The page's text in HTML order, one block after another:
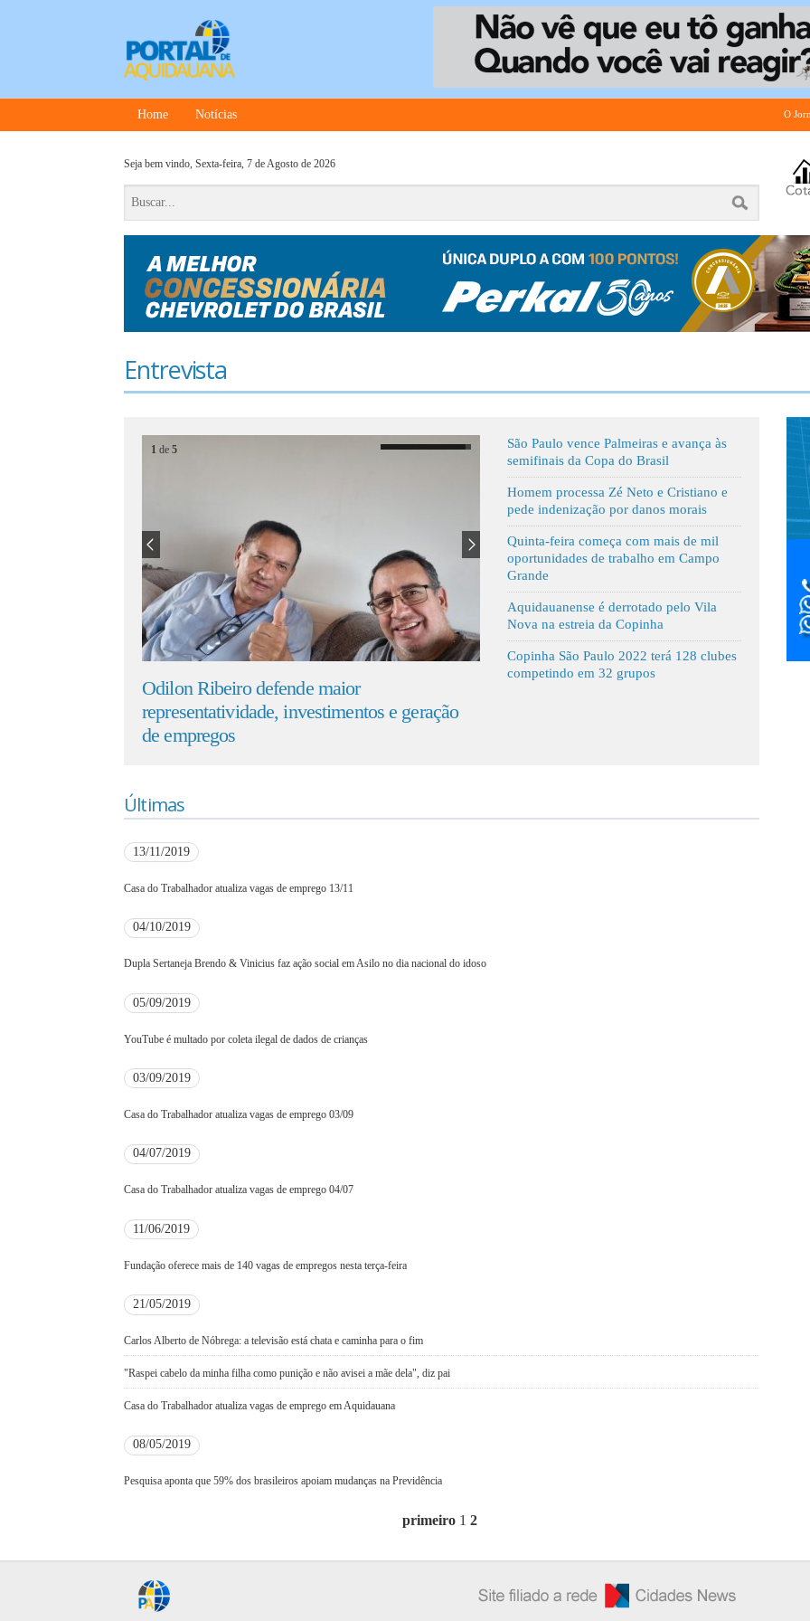
Home Notícias O
Seja bem vindo, Sexta-feira, 7 de Agosto de 2026
Entrevista
Odilon Ribeiro defende maior
representatividade, investimentos e geração
de empregos
"Não desejo o que passei para ninguém",
conta sobrevivente de ataque de onça
1 de5
São Paulo vence Palmeiras e avança às
semifinais da Copa do Brasil
Homem processa Zé Neto e Cristiano e
pede indenização por danos morais
Quinta-feira começa com mais de mil
oportunidades de trabalho em Campo
Grande
Aquidauanense é derrotado pelo Vila
Nova na estreia da Copinha
Copinha São Paulo 2022 terá 128 clubes
competindo em 32 grupos
Últimas
13/11/2019
Casa do Trabalhador atualiza vagas de emprego 13/11
04/10/2019
Dupla Sertaneja Brendo & Vinicius faz ação social em Asilo no dia nacional do idoso
05/09/2019
YouTube é multado por coleta ilegal de dados de crianças
03/09/2019
Casa do Trabalhador atualiza vagas de emprego 03/09
04/07/2019
Casa do Trabalhador atualiza vagas de emprego 04/07
11/06/2019
Fundação oferece mais de 140 vagas de empregos nesta terça-feira
21/05/2019
Carlos Alberto de Nóbrega: a televisão está chata e caminha para o fim
"Raspei cabelo da minha filha como punição e não avisei a mãe dela", diz pai
Casa do Trabalhador atualiza vagas de emprego em Aquidauana
08/05/2019
Pesquisa aponta que 59% dos brasileiros apoiam mudanças na Previdência
primeiro 1 2